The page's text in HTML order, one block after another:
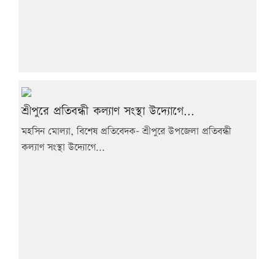
শ্রীপুরে প্রতিবন্ধী কল্যাণ সংস্থা উদ্যোগে...
মহসিন মোল্যা, বিশেষ প্রতিবেদক- শ্রীপুরে উপজেলা প্রতিবন্ধী
কল্যাণ সংস্থা উদ্যোগে...